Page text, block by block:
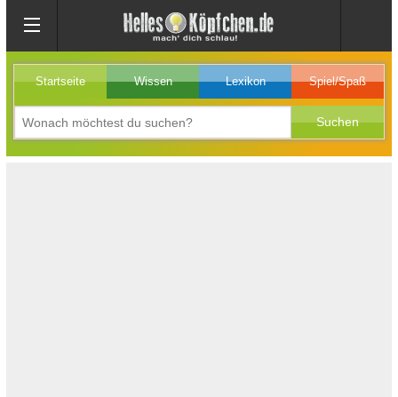
Startseite Wissen Lexikon Spiel/Spaß